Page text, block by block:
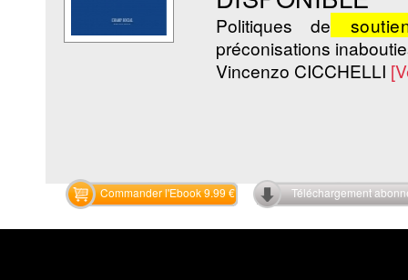
Politiques de
préconisations
Vincenzo CICCHELLI
Commander l'Ebook 9.99 € Téléchargement